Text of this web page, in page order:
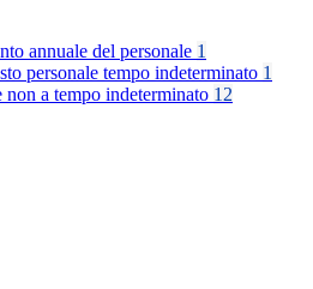
annuale del personale 1
personale tempo indeterminato 1
non a tempo indeterminato 12